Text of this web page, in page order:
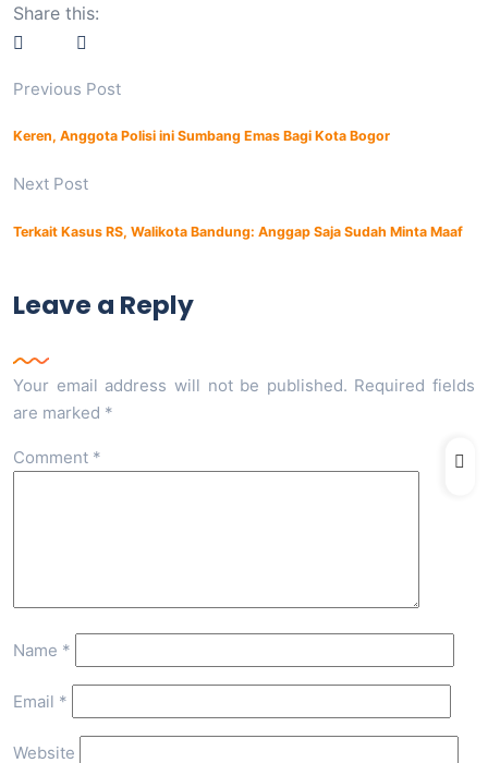
Share this:
Previous Post
Keren, Anggota Polisi ini Sumbang Emas Bagi Kota Bogor
Next Post
Terkait Kasus RS, Walikota Bandung: Anggap Saja Sudah Minta Maaf
Leave a Reply
Your email address will not be published. Required fields
are marked *
Comment *
Name *
Email *
Website